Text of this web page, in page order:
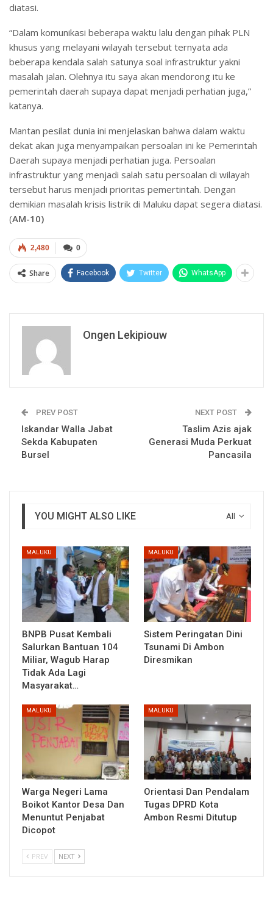
diatasi.
“Dalam komunikasi beberapa waktu lalu dengan pihak PLN
khusus yang melayani wilayah tersebut ternyata ada
beberapa kendala salah satunya soal infrastruktur yakni
masalah jalan. Olehnya itu saya akan mendorong itu ke
pemerintah daerah supaya dapat menjadi perhatian juga,”
katanya.
Mantan pesilat dunia ini menjelaskan bahwa dalam waktu
dekat akan juga menyampaikan persoalan ini ke Pemerintah
Daerah supaya menjadi perhatian juga. Persoalan
infrastruktur yang menjadi salah satu persoalan di wilayah
tersebut harus menjadi prioritas pemertintah. Dengan
demikian masalah krisis listrik di Maluku dapat segera diatasi.
(AM-10)
0
2,480
Share Facebook Twitter WhatsApp
Ongen Lekipiouw
PREV POST
Iskandar Walla Jabat
Sekda Kabupaten
Bursel
NEXT POST
Taslim Azis ajak
Generasi Muda Perkuat
Pancasila
All
YOU MIGHT ALSO LIKE
MALUKU
BNPB Pusat Kembali
Salurkan Bantuan 104
Miliar, Wagub Harap
Tidak Ada Lagi
Masyarakat…
MALUKU
Sistem Peringatan Dini
Tsunami Di Ambon
Diresmikan
MALUKU
Warga Negeri Lama
Boikot Kantor Desa Dan
Menuntut Penjabat
Dicopot
MALUKU
Orientasi Dan Pendalam
Tugas DPRD Kota
Ambon Resmi Ditutup
PREV NEXT